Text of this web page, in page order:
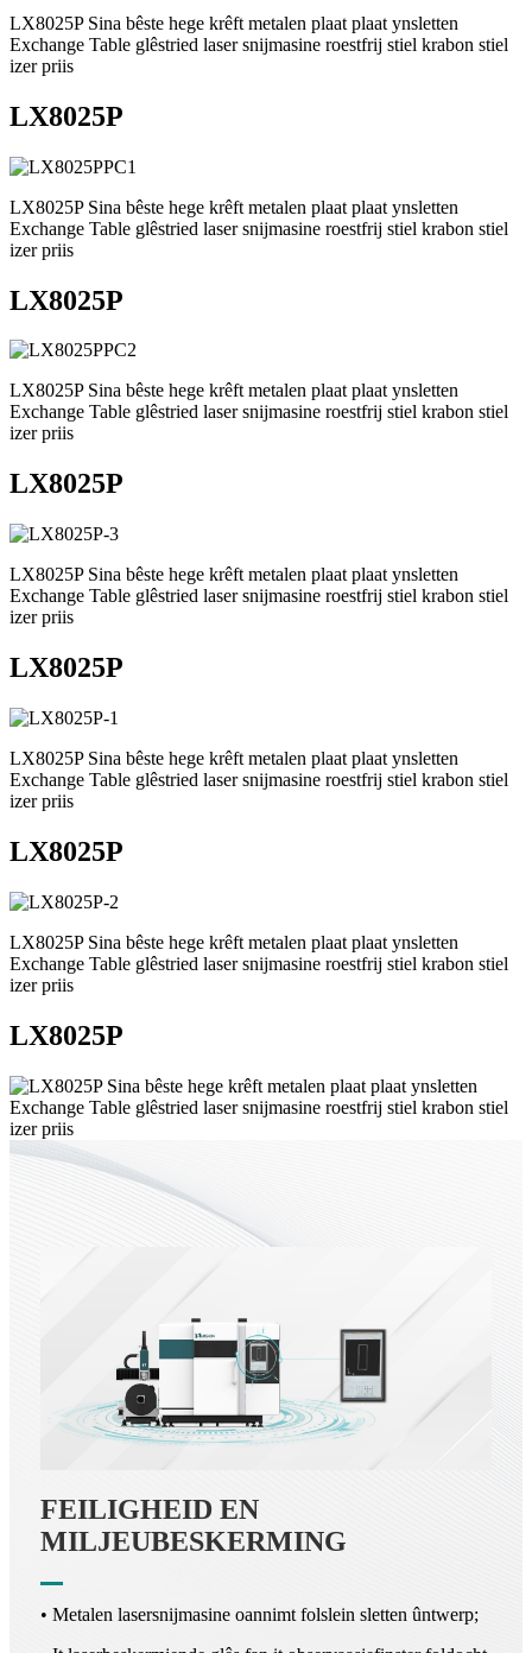
LX8025P Sina bêste hege krêft metalen plaat plaat ynsletten
Exchange Table glêstried laser snijmasine roestfrij stiel krabon stiel
izer priis
LX8025P
LX8025P Sina bêste hege krêft metalen plaat plaat ynsletten
Exchange Table glêstried laser snijmasine roestfrij stiel krabon stiel
izer priis
LX8025P
LX8025P Sina bêste hege krêft metalen plaat plaat ynsletten
Exchange Table glêstried laser snijmasine roestfrij stiel krabon stiel
izer priis
LX8025P
LX8025P Sina bêste hege krêft metalen plaat plaat ynsletten
Exchange Table glêstried laser snijmasine roestfrij stiel krabon stiel
izer priis
LX8025P
LX8025P Sina bêste hege krêft metalen plaat plaat ynsletten
Exchange Table glêstried laser snijmasine roestfrij stiel krabon stiel
izer priis
LX8025P
LX8025P Sina bêste hege krêft metalen plaat plaat ynsletten
Exchange Table glêstried laser snijmasine roestfrij stiel krabon stiel
izer priis
LX8025P
FEILIGHEID EN
MILJEUBESKERMING
• Metalen lasersnijmasine oannimt folslein sletten ûntwerp;